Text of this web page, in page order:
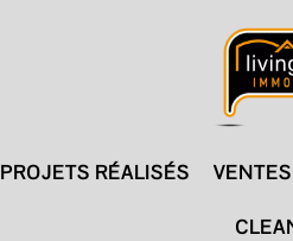
PROJETS RÉALISÉS